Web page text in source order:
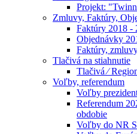
Projekt:
Zmluvy, Faktúry,
Faktúry 2018 -
Objednávky
Faktúry,
Tlačivá na stiahnutie
Tlačivá ⁄
Voľby, referendum
Voľby
Referendum
obdobie
Voľby do NR